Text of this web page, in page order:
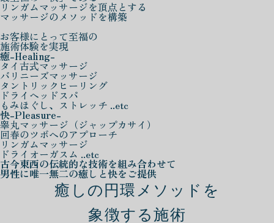
リンガムマッサージを頂点とする
マッサージのメソッドを構築
お客様にとって至福の
施術体験を実現
癒-Healing-
タイ古式マッサージ
バリニーズマッサージ
タントリックヒーリング
ドライヘッドスパ
もみほぐし、ストレッチ ..etc
快-Pleasure-
睾丸マッサージ（ジャップカサイ）
回春のツボへのアプローチ
リンガムマッサージ
ドライオーガスム ..etc
古今東西の伝統的な技術を組み合わせて
男性に唯一無二の癒しと快をご提供
癒しの円環メソッドを
象徴する施術